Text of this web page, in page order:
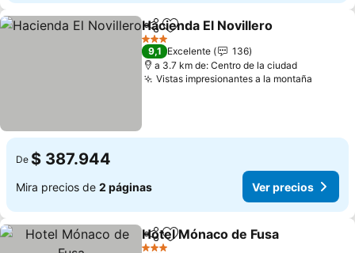
CompartirAgregar a favoritos
Hacienda El Novillero
3 Estrellas
9,1 Excelente
136
a 3.7 km de: Centro de la ciudad
Vistas impresionantes a la montaña
De $ 387.944
Mira precios de 2 páginas Ver precios
CompartirAgregar a favoritos
Hotel Mónaco de Fusa